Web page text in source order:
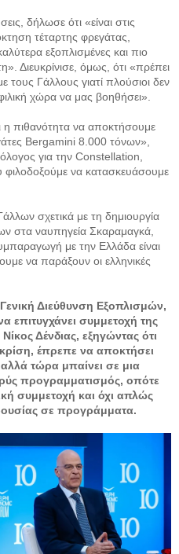
δήλωσε ότι «είναι στις
τέταρτης φρεγάτας,
εξοπλισμένες και πιο
Διευκρίνισε, όμως, ότι «πρέπει
Γάλλους γιατί πλούσιοι δεν
χώρα να μας βοηθήσει».
η πιθανότητα να αποκτήσουμε
Bergamini 8.000 τόνων»,
για την Constellation,
φιλοδοξούμε να κατασκευάσουμε
σχετικά με τη δημιουργία
στα ναυπηγεία Σκαραμαγκά,
με την Ελλάδα είναι
να παράξουν οι ελληνικές
Διεύθυνση Εξοπλισμών,
επιτυγχάνει συμμετοχή της
Δένδιας, εξηγώντας ότι
έπρεπε να αποκτήσει
τώρα μπαίνει σε μια
προγραμματισμός, οπότε
συμμετοχή και όχι απλώς
σε προγράμματα.